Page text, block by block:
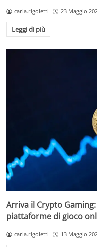
carla.rigoletti 23 Maggio
Leggi di più
Arriva il Crypto
piattaforme di gioco
carla.rigoletti 13 Maggio